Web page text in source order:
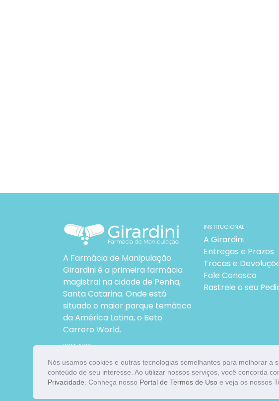
Nós usamos cookies e outras tecnologias semelhantes para melhorar
conteúdo de seu interesse. Ao utilizar nossos serviços, você concorda
Privacidade . Conheça nosso Portal de Termos de Usoe veja os nossos
A Farmácia de Manipulação
Girardini é a primeira farmácia
magistral na cidade de Penha,
Santa Catarina. Onde está
situado o maior parque temático
da América Latina, o Beto
Carrero World.
SIGA-NOS
Facebook
Instagram
INSTITUCIONAL
A Girardini
Entregas e Prazos
Trocas e
Fale Conosco
Rastreie o seu
© 2026 Girardini Farmácia de Manipulação